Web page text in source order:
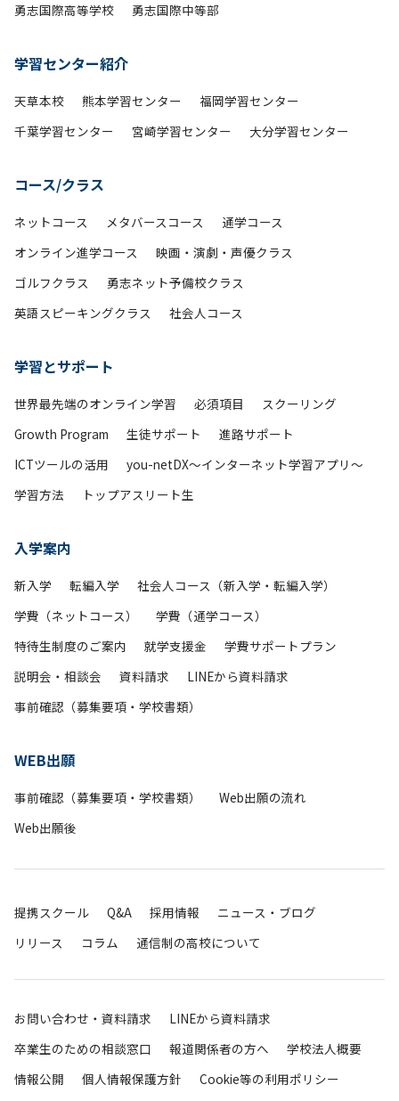
勇志国際高等学校 勇志国際中等部
学習センター紹介
天草本校 熊本学習センター
福岡学習センター
千葉学習センター
宮崎学習センター 大分学習センター
コース/クラス
ネットコース メタバースコース
通学コース
オンライン進学コース
映画・演劇・声優クラス
ゴルフクラス
勇志ネット予備校クラス
英語スピーキングクラス
社会人コース
学習とサポート
世界最先端のオンライン学習 必須項目
スクーリング
Growth Program
生徒サポート
進路サポート
ICTツールの活用
you-netDX～インターネット学習アプリ～
学習方法
トップアスリート生
入学案内
新入学 転編入学
社会人コース（新入学・転編入学）
学費（ネットコース）
学費（通学コース）
特待生制度のご案内
就学支援金
学費サポートプラン
説明会・相談会
資料請求
LINEから資料請求
事前確認（募集要項・学校書類）
WEB出願
事前確認（募集要項・学校書類）
Web出願の流れ
Web出願後
提携スクール Q&A 採用情報
ニュース・ブログ
リリース
コラム 通信制の高校について
お問い合わせ・資料請求
LINEから資料請求
卒業生のための相談窓口
報道関係者の方へ
学校法人概要
情報公開
個人情報保護方針 Cookie等の利用ポリシー